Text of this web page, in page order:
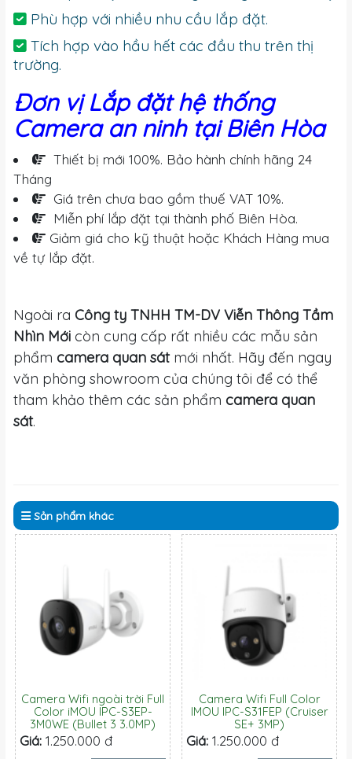
Phù hợp với nhiều nhu cầu lắp đặt.
Tích hợp vào hầu hết các đầu thu trên thị
trường.
Đơn vị Lắp đặt hệ thống
Camera an ninh tại Biên Hòa
Thiết bị mới 100%. Bảo hành chính hãng 24
Tháng
Giá trên chưa bao gồm thuế VAT 10%.
Miễn phí lắp đặt tại thành phố Biên Hòa.
Giảm giá cho kỹ thuật hoặc Khách Hàng mua
về tự lắp đặt.
Ngoài ra Công ty TNHH TM-DV Viễn Thông Tầm
Nhìn Mới còn cung cấp rất nhiều các mẫu sản
phẩm camera quan sátmới nhất. Hãy đến ngay
văn phòng showroom của chúng tôi để có thể
tham khảo thêm các sản phẩm camera quan
sát.
Sản phẩm khác
Camera Wifi ngoài trời Full
Color iMOU IPC-S3EP-
3M0WE (Bullet 3 3.0MP)
Giá: 1.250.000 đ
Camera Wifi Full Color
IMOU IPC-S31FEP (Cruiser
SE+ 3MP)
Giá: 1.250.000 đ